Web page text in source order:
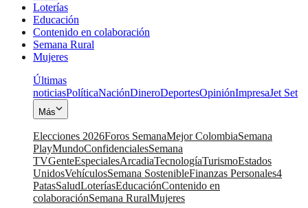
Loterías
Educación
Contenido en colaboración
Semana Rural
Mujeres
Últimas
noticiasPolíticaNaciónDineroDeportesOpiniónImpresaJet Set
Más
Elecciones 2026Foros SemanaMejor ColombiaSemana
PlayMundoConfidencialesSemana
TVGenteEspecialesArcadiaTecnologíaTurismoEstados
UnidosVehículosSemana SostenibleFinanzas Personales4
PatasSaludLoteríasEducaciónContenido en
colaboraciónSemana RuralMujeres